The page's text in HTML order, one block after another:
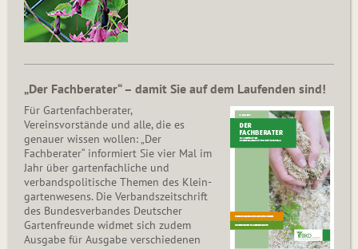
„Der Fachberater“ – damit Sie auf dem Laufenden sind!
Für Gartenfachberater,
Vereinsvorstände und alle, die es
genauer wissen wollen: „Der
Fachberater“ informiert Sie vier Mal im
Jahr über gartenfachliche und
verbandspolitische Themen des Klein­
gar­ten­wesens. Die Ver­bands­zeit­schrift
des Bun­des­ver­ban­des Deutscher
Gartenfreunde widmet sich zudem
Ausgabe für Ausgabe verschiedenen